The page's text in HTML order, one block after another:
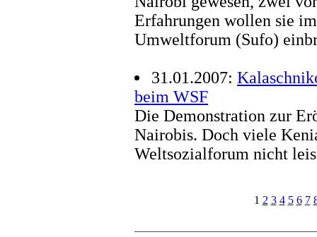
Erfahrungen wollen sie
Umweltforum (Sufo)
31.01.2007:
beim WSF
Die Demonstration zur
Nairobis. Doch viele
Weltsozialforum nicht
1 2 3 4 5 6 7